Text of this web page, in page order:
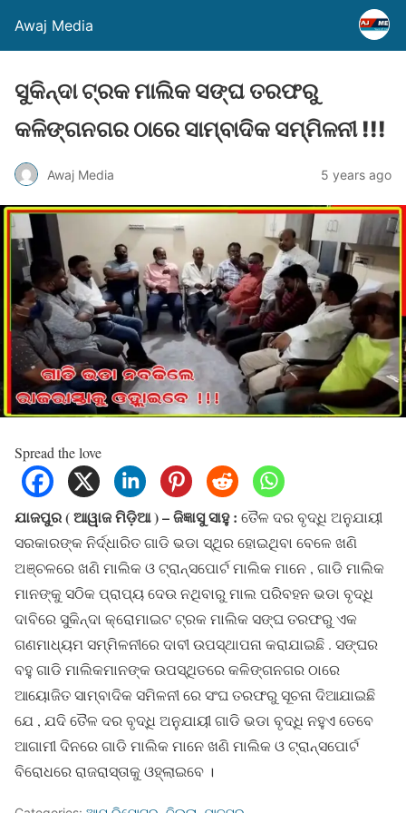
Awaj Media
ସୁକିନ୍ଦା ଟ୍ରକ ମାଲିକ ସଙ୍ଘ ତରଫରୁ
କଳିଙ୍ଗନଗର ଠାରେ ସାମ୍ବାଦିକ ସମ୍ମିଳନୀ !!!
Awaj Media 5 years ago
Spread the love
ଯାଜପୁର ( ଆୱାଜ ମିଡ଼ିଆ ) – ଜିଜ୍ଞାସୁ ସାହୁ : ତୈଳ ଦର ବୃଦ୍ଧି ଅନୁଯାୟୀ
ସରକାରଙ୍କ ନିର୍ଦ୍ଧାରିତ ଗାଡି ଭଡା ସ୍ଥିର ହୋଇଥିବା ବେଳେ ଖଣି
ଅଞ୍ଚଳରେ ଖଣି ମାଲିକ ଓ ଟ୍ରାନ୍ସପୋର୍ଟ ମାଲିକ ମାନେ , ଗାଡି ମାଲିକ
ମାନଙ୍କୁ ସଠିକ ପ୍ରାପ୍ୟ ଦେଉ ନଥିବାରୁ ମାଲ ପରିବହନ ଭଡା ବୃଦ୍ଧି
ଦାବିରେ ସୁକିନ୍ଦା କ୍ରୋମାଇଟ ଟ୍ରକ ମାଲିକ ସଙ୍ଘ ତରଫରୁ ଏକ
ଗଣମାଧ୍ୟମ ସମ୍ମିଳନୀରେ ଦାବୀ ଉପସ୍ଥାପନା କରାଯାଇଛି . ସଙ୍ଘର
ବହୁ ଗାଡି ମାଲିକମାନଙ୍କ ଉପସ୍ଥିତରେ କଳିଙ୍ଗନଗର ଠାରେ
ଆୟୋଜିତ ସାମ୍ବାଦିକ ସମିଳନୀ ରେ ସଂଘ ତରଫରୁ ସୂଚନା ଦିଆଯାଇଛି
ଯେ , ଯଦି ତୈଳ ଦର ବୃଦ୍ଧି ଅନୁଯାୟୀ ଗାଡି ଭଡା ବୃଦ୍ଧି ନହୁଏ ତେବେ
ଆଗାମୀ ଦିନରେ ଗାଡି ମାଲିକ ମାନେ ଖଣି ମାଲିକ ଓ ଟ୍ରାନ୍ସପୋର୍ଟ
ବିରୋଧରେ ରାଜରାସ୍ତାକୁ ଓହ୍ଲାଇବେ ।